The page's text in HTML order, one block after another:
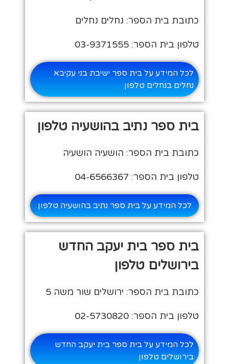
כתובת בית הספר: נחלים נחלים
טלפון בית הספר: 03-9371555
לכל המידע על בית ספר ישיבת בני עקיבא
נחלים בנחלים טלפון
בית ספר נתיב בהושעיה טלפון
כתובת בית הספר: הושעיה הושעיה
טלפון בית הספר: 04-6566367
לכל המידע על בית ספר נתיב בהושעיה טלפון
בית ספר בית יעקב החדש
בירושלים טלפון
כתובת בית הספר: ירושלים שור משה 5
טלפון בית הספר: 02-5730820
לכל המידע על בית ספר בית יעקב החדש
בירושלים טלפון